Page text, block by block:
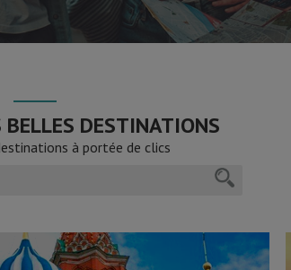
BELLES DESTINATIONS
à portée de clics